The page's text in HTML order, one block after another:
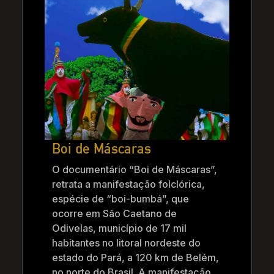
Boi de Máscaras
O documentário “Boi de Máscaras”,
retrata a manifestação folclórica,
espécie de “boi-bumbá”, que
ocorre em São Caetano de
Odivelas, município de 17 mil
habitantes no litoral nordeste do
estado do Pará, a 120 km de Belém,